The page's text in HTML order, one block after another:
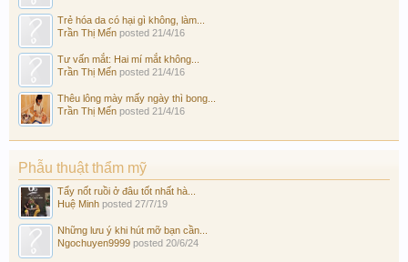
Trẻ hóa da có hại gì không, làm...
Trần Thị Mến posted 21/4/16
Tư vấn mắt: Hai mí mắt không...
Trần Thị Mến posted 21/4/16
Thêu lông mày mấy ngày thì bong...
Trần Thị Mến posted 21/4/16
Phẫu thuật thẩm mỹ
Tẩy nốt ruồi ở đâu tốt nhất hà...
Huệ Minh posted 27/7/19
Những lưu ý khi hút mỡ bạn cần...
Ngochuyen9999 posted 20/6/24